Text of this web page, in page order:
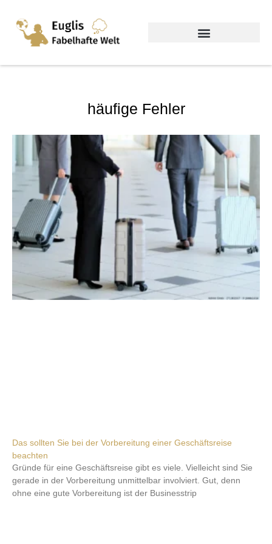
häufige Fehler
Das sollten Sie bei der Vorbereitung einer Geschäftsreise
beachten
Gründe für eine Geschäftsreise gibt es viele. Vielleicht sind Sie
gerade in der Vorbereitung unmittelbar involviert. Gut, denn
ohne eine gute Vorbereitung ist der Businesstrip